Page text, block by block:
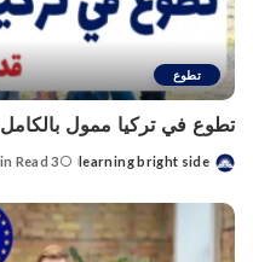
تطوع
تطوع في تركيا ممول بالكامل 2025 | قدم الآن
Posted
learning bright side
3 Min Read